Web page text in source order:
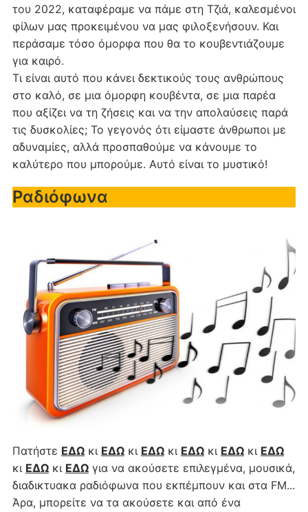
του 2022, καταφέραμε να πάμε στη Τζιά, καλεσμένοι
φίλων μας προκειμένου να μας φιλοξενήσουν. Και
περάσαμε τόσο όμορφα που θα το κουβεντιάζουμε
για καιρό.
Τι είναι αυτό που κάνει δεκτικούς τους ανθρώπους
στο καλό, σε μια όμορφη κουβέντα, σε μια παρέα
που αξίζει να τη ζήσεις και να την απολαύσεις παρά
τις δυσκολίες; Το γεγονός ότι είμαστε άνθρωποι με
αδυναμίες, αλλά προσπαθούμε να κάνουμε το
καλύτερο που μπορούμε. Αυτό είναι το μυστικό!
Ραδιόφωνα
Πατήστε ΕΔΩκι ΕΔΩκι ΕΔΩκι ΕΔΩκι ΕΔΩκι ΕΔΩ
κι ΕΔΩκι ΕΔΩγια να ακούσετε επιλεγμένα, μουσικά,
διαδικτυακα ραδιόφωνα που εκπέμπουν και στα FM...
Άρα, μπορείτε να τα ακούσετε και από ένα